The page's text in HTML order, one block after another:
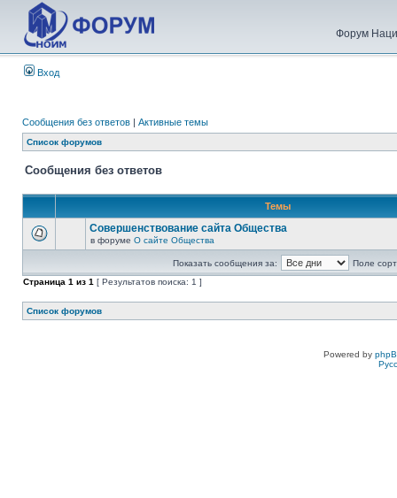
Форум
Вход
Сообщения без ответов | Активные темы
Список форумов
Сообщения без ответов
Темы
Совершенствование сайта Общества
в форуме О сайте Общества
Показать сообщения за:
Поле
Страница 1 из 1 [ Результатов поиска: 1 ]
Список форумов
Powered by